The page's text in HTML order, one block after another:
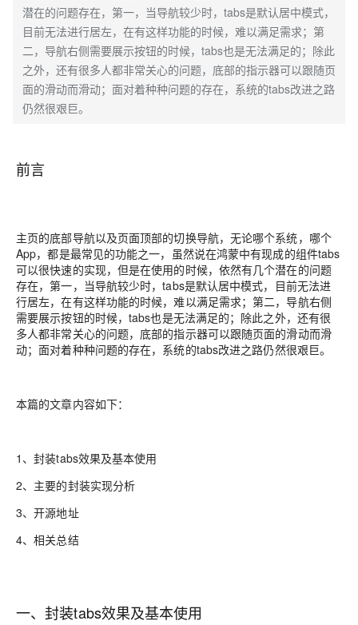
潜在的问题存在，第一，当导航较少时，tabs是默认居中模式，
目前无法进行居左，在有这样功能的时候，难以满足需求；第
二，导航右侧需要展示按钮的时候，tabs也是无法满足的；除此
之外，还有很多人都非常关心的问题，底部的指示器可以跟随页
面的滑动而滑动；面对着种种问题的存在，系统的tabs改进之路
仍然很艰巨。
前言
主页的底部导航以及页面顶部的切换导航，无论哪个系统，哪个
App，都是最常见的功能之一，虽然说在鸿蒙中有现成的组件tabs
可以很快速的实现，但是在使用的时候，依然有几个潜在的问题
存在，第一，当导航较少时，tabs是默认居中模式，目前无法进
行居左，在有这样功能的时候，难以满足需求；第二，导航右侧
需要展示按钮的时候，tabs也是无法满足的；除此之外，还有很
多人都非常关心的问题，底部的指示器可以跟随页面的滑动而滑
动；面对着种种问题的存在，系统的tabs改进之路仍然很艰巨。
本篇的文章内容如下：
1、封装tabs效果及基本使用
2、主要的封装实现分析
3、开源地址
4、相关总结
一、封装tabs效果及基本使用